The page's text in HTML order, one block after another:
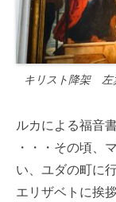
キリスト降架 左
ルカによる福音
・・・その頃、
い、ユダの町に
エリザベトに挨